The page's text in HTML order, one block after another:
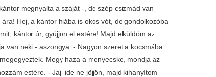
megnyalta a száját -, de szép csizmád van
Hej, a kántor hiába is okos vót, de gondolkozóba
kántor úr, gyüjjön el estére! Majd elküldöm az
van neki - aszongya. - Nagyon szeret a kocsmába
Megy haza a menyecske, mondja az
estére. - Jaj, ide ne jöjjön, majd kihanyítom